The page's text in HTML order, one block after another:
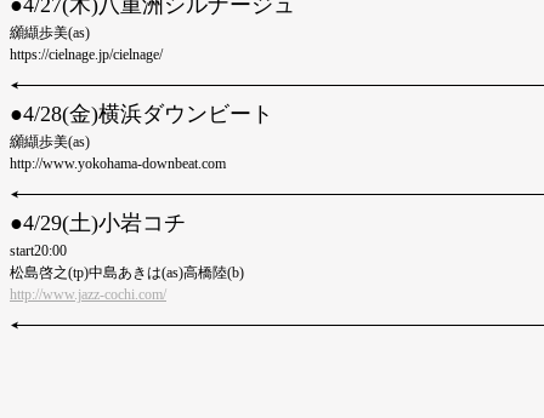
●︎4/27(木)八重洲シルナージュ
纐纈歩美(as)
https://cielnage.jp/cielnage/
●︎4/28(金)横浜ダウンビート
纐纈歩美(as)
http://www.yokohama-downbeat.com
●︎4/29(土)小岩コチ
start20:00
松島啓之(tp)中島あきは(as)高橋陸(b)
http://www.jazz-cochi.com/